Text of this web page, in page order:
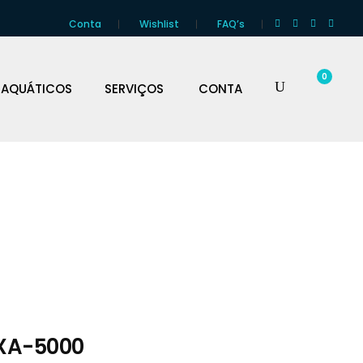
Conta Wishlist FAQ’s
SERVIÇOS CONTA
0
5000